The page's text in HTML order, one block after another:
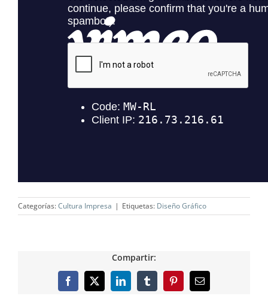
Categorías:Cultura Impresa | Etiquetas: Diseño Gráfico
Compartir:
Facebook
X LinkedInTumblrPinterestCorreo